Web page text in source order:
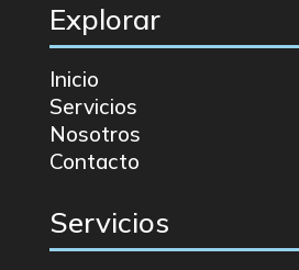
Explorar
Inicio
Servicios
Nosotros
Contacto
Servicios